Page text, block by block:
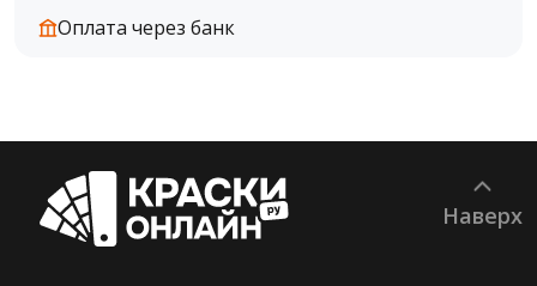
Оплата через банк
Наверх